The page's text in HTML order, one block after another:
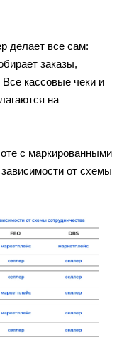
делает все сам:
заказы,
Все кассовые чеки и
на
с маркированными
от схемы